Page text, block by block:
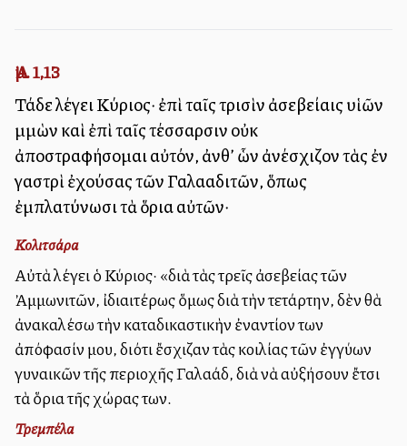
Ἀμ. 1,13
Τάδε λέγει Κύριος· ἐπὶ ταῖς τρισὶν ἀσεβείαις υἱῶν
Ἀμμὼν καὶ ἐπὶ ταῖς τέσσαρσιν οὐκ
ἀποστραφήσομαι αὐτόν, ἀνθ’ ὧν ἀνέσχιζον τὰς ἐν
γαστρὶ ἐχούσας τῶν Γαλααδιτῶν, ὅπως
ἐμπλατύνωσι τὰ ὅρια αὐτῶν·
Κολιτσάρα
Αὐτὰ λέγει ὁ Κύριος· «διὰ τὰς τρεῖς ἀσεβείας τῶν
Ἀμμωνιτῶν, ἰδιαιτέρως ὅμως διὰ τὴν τετάρτην, δὲν θὰ
ἀνακαλέσω τὴν καταδικαστικὴν ἐναντίον των
ἀπόφασίν μου, διότι ἔσχιζαν τὰς κοιλίας τῶν ἐγγύων
γυναικῶν τῆς περιοχῆς Γαλαάδ, διὰ νὰ αὐξήσουν ἔτσι
τὰ ὅρια τῆς χώρας των.
Τρεμπέλα